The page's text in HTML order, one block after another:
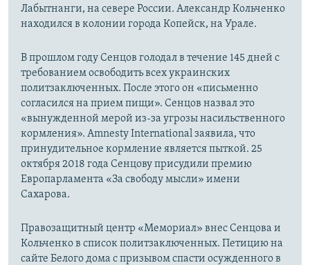
Лабытнанги, на севере России. Александр Кольченко
находился в колонии города Копейск, на Урале.
В прошлом году Сенцов голодал в течение 145 дней с
требованием освободить всех украинских
политзаключенных. После этого он «письменно
согласился на прием пищи». Сенцов назвал это
«вынужденной мерой из-за угрозы насильственного
кормления». Amnesty International заявила, что
принудительное кормление является пыткой. ​25
октября 2018 года Сенцову присудили премию
Европарламента «За свободу мысли» имени
Сахарова.
Правозащитный центр «Мемориал» внес Сенцова и
Кольченко в список политзаключенных. Петицию на
сайте Белого дома с призывом спасти осужденного в